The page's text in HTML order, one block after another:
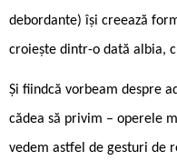
debordante) își creează
croiește dintr-o dată albia,
Și fiindcă vorbeam despre
cădea să privim – operele
vedem astfel de gesturi de